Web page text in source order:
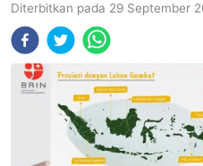
Diterbitkan pada 29 September